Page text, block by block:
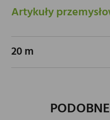
Artykuły
20 m